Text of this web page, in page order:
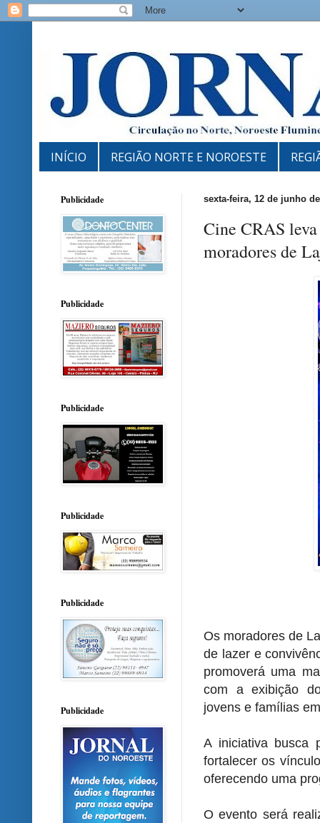
INÍCIO REGIÃO NORTE E NOROESTE
sexta-feira, 12 de junho
Cine CRAS
moradores de
Os moradores de
de lazer e
promoverá uma
com a exibição
jovens e famílias
A iniciativa busca
fortalecer os
oferecendo uma
O evento será
Publicidade
Publicidade
Publicidade
Publicidade
Publicidade
Publicidade